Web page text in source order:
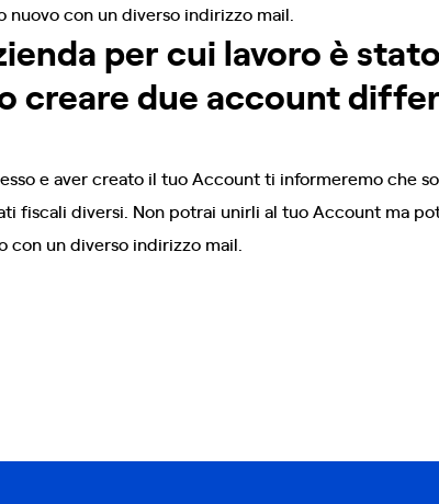
con un diverso indirizzo mail.
per cui lavoro è
creare due account
e aver creato il tuo Account ti informeremo che
fiscali diversi. Non potrai unirli al tuo Account ma
con un diverso indirizzo mail.